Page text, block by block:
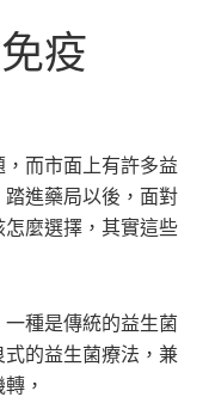
疫
而市面上有許多益
進藥局以後，面對
麼選擇，其實這些
種是傳統的益生菌
的益生菌療法，兼
，